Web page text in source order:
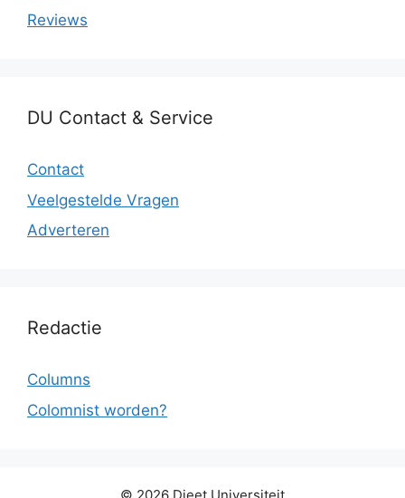
Reviews
DU Contact & Service
Contact
Veelgestelde Vragen
Adverteren
Redactie
Columns
Colomnist worden?